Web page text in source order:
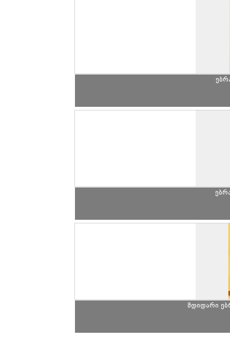
მდიდარი